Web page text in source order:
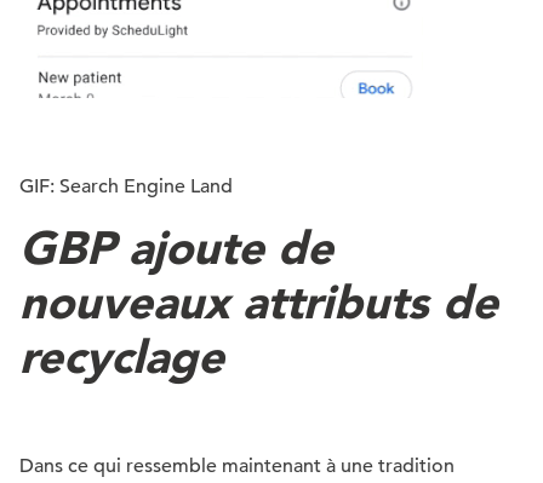
GIF: Search Engine Land
GBP ajoute de
nouveaux attributs de
recyclage
Dans ce qui ressemble maintenant à une tradition